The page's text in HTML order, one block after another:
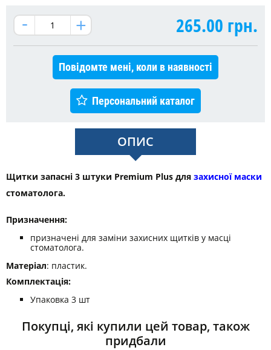
265.00 грн.
Повідомте мені, коли в наявності
Персональний каталог
ОПИС
Щитки запасні 3 штуки Premium Plus для захисної маски
стоматолога.
Призначення:
призначені для заміни захисних щитків у масці
стоматолога.
Матеріал: пластик.
Комплектація:
Упаковка 3 шт
Покупці, які купили цей товар, також
придбали